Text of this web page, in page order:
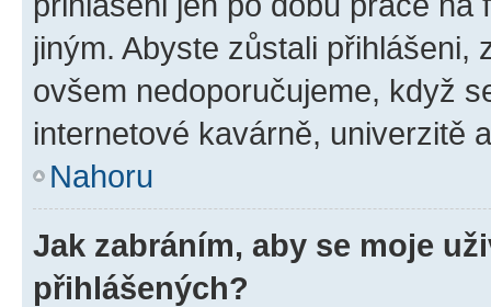
jiným. Abyste zůstali přihlášeni,
ovšem nedoporučujeme, když
internetové kavárně, univerzitě
Nahoru
Jak zabráním, aby se moje
přihlášených?